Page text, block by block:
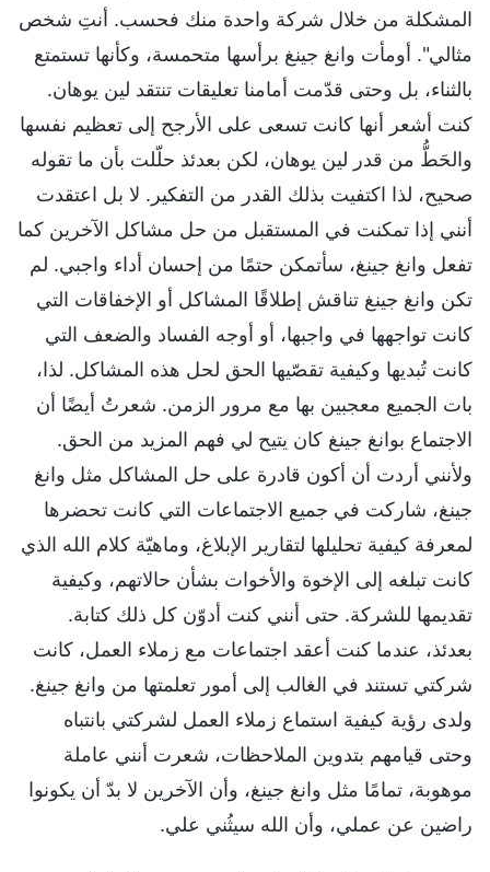
المشكلة من خلال شركة واحدة منك فحسب. أنتِ شخص
مثالي". أومأت وانغ جينغ برأسها متحمسة، وكأنها تستمتع
بالثناء، بل وحتى قدّمت أمامنا تعليقات تنتقد لين يوهان.
كنت أشعر أنها كانت تسعى على الأرجح إلى تعظيم نفسها
والحَطُّ من قدر لين يوهان، لكن بعدئذ حلّلت بأن ما تقوله
صحيح، لذا اكتفيت بذلك القدر من التفكير. لا بل اعتقدت
أنني إذا تمكنت في المستقبل من حل مشاكل الآخرين كما
تفعل وانغ جينغ، سأتمكن حتمًا من إحسان أداء واجبي. لم
تكن وانغ جينغ تناقش إطلاقًا المشاكل أو الإخفاقات التي
كانت تواجهها في واجبها، أو أوجه الفساد والضعف التي
كانت تُبديها وكيفية تقصّيها الحق لحل هذه المشاكل. لذا،
بات الجميع معجبين بها مع مرور الزمن. شعرتُ أيضًا أن
الاجتماع بوانغ جينغ كان يتيح لي فهم المزيد من الحق.
ولأنني أردت أن أكون قادرة على حل المشاكل مثل وانغ
جينغ، شاركت في جميع الاجتماعات التي كانت تحضرها
لمعرفة كيفية تحليلها لتقارير الإبلاغ، وماهيّة كلام الله الذي
كانت تبلغه إلى الإخوة والأخوات بشأن حالاتهم، وكيفية
تقديمها للشركة. حتى أنني كنت أدوّن كل ذلك كتابة.
بعدئذ، عندما كنت أعقد اجتماعات مع زملاء العمل، كانت
شركتي تستند في الغالب إلى أمور تعلمتها من وانغ جينغ.
ولدى رؤية كيفية استماع زملاء العمل لشركتي بانتباه
وحتى قيامهم بتدوين الملاحظات، شعرت أنني عاملة
موهوبة، تمامًا مثل وانغ جينغ، وأن الآخرين لا بدّ أن يكونوا
راضين عن عملي، وأن الله سيثُني علي.